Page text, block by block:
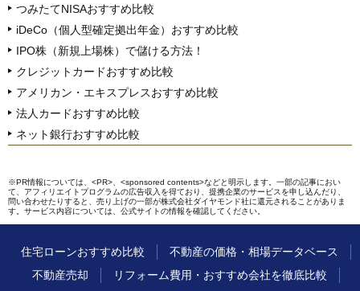
つみたてNISAおすすめ比較
iDeCo（個人型確定拠出年金）おすすめ比較
IPO株（新規上場株）で儲ける方法！
クレジットカードおすすめ比較
アメリカン・エキスプレスおすすめ比較
法人カードおすすめ比較
ネット銀行おすすめ比較
※PR情報については、<PR>、<sponsored contents>などと明示します。一部の記事におい
て、アフィリエイトプログラムの広告収入を得ており、提携企業のサービスを申し込んだり、
問い合わせたりすると、売り上げの一部が株式会社ダイヤモンド社に還元されることがありま
す。サービス内容については、公式サイトの情報を確認してください。
住宅ローンおすすめ比較
不動産の価格・相場データベース
不動産売却
リフォーム費用・おすすめ会社を徹底比較